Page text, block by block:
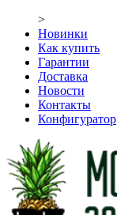
>
Новинки
Как купить
Гарантии
Доставка
Новости
Контакты
Конфигуратор